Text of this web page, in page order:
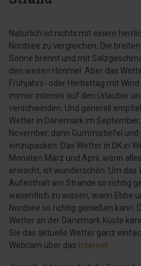
Natürlich ist nichts mit einem
Nordsee zu vergleichen. Die
Sonne brennt und mit
den weiten Himmel. Aber das
Frühjahrs- oder Herbsttag mit
immer intensiv auf den Urlauber
verschwinden. Und generell
Wetter in Dänemark im
November, dann Gummistiefel
einzupacken. Das Wetter in DK in
Monaten März und April, wenn
erwacht, ist wunderschön. Um das
Aufenthalt am Strande so richtig
wesentlich zu wissen, wann Ebbe
Nordsee so richtig genießen kann.
Wetter an der Dänemark Küste
Sie das aktuelle Wetter ganz
Webcam über das Internet